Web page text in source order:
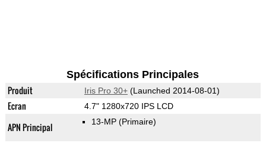
Spécifications Principales
Produit Iris Pro 30+(Launched 2014-08-01)
Ecran 4.7" 1280x720 IPS LCD
APN Principal 13-MP (Primaire)